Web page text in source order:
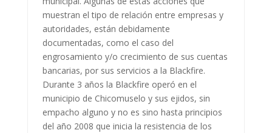
muestran el tipo de relación entre empresas y
autoridades, están debidamente
documentadas, como el caso del
engrosamiento y/o crecimiento de sus cuentas
bancarias, por sus servicios a la Blackfire.
Durante 3 años la Blackfire operó en el
municipio de Chicomuselo y sus ejidos, sin
empacho alguno y no es sino hasta principios
del año 2008 que inicia la resistencia de los